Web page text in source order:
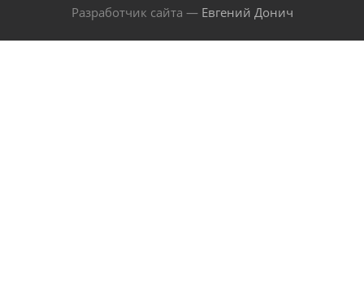
Разработчик сайта — Евгений Донич